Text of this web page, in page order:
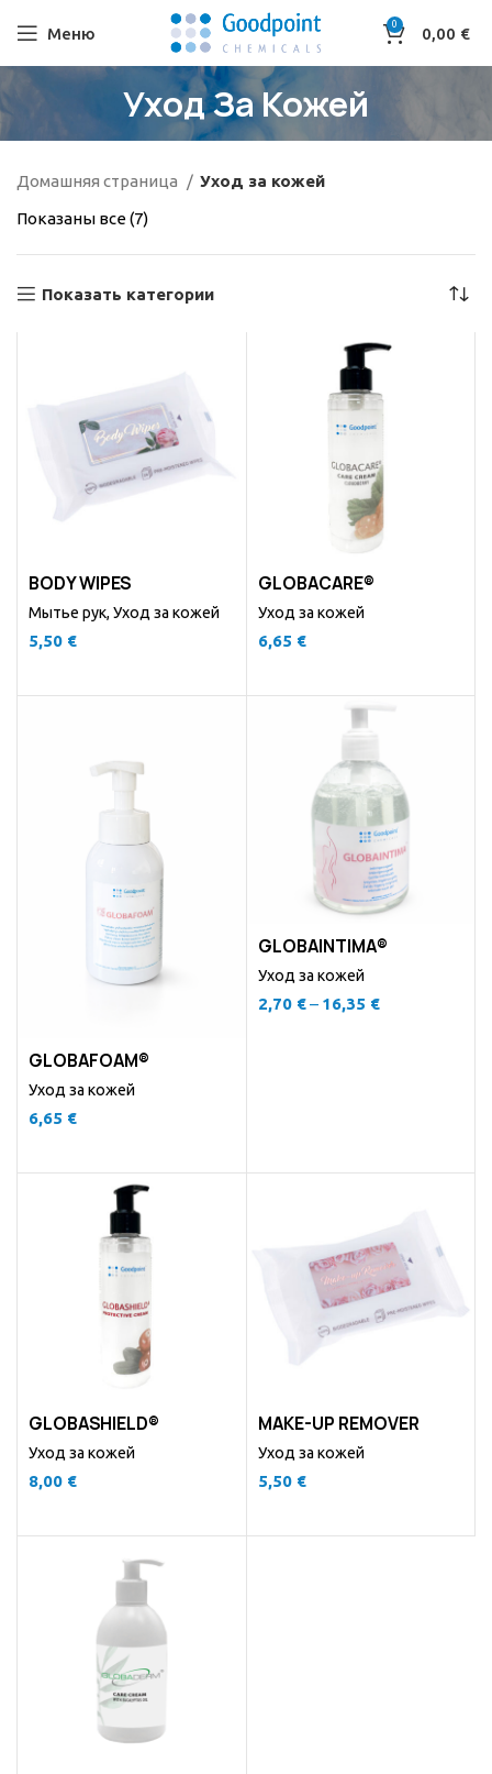
Меню 0 0,00 €
Уход За Кожей
Домашняя страница
Уход за кожей
Показаны все (7)
Показать категории
BODY WIPES
Мытье рук, Уход за кожей
5,50 €
GLOBACARE®
Уход за кожей
6,65 €
GLOBAFOAM®
Уход за кожей
6,65 €
GLOBAINTIMA®
Уход за кожей
2,70 € – 16,35 €
GLOBASHIELD®
Уход за кожей
8,00 €
MAKE-UP REMOVER
Уход за кожей
5,50 €